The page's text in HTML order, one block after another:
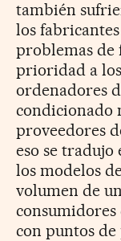
también
los fabricantes
problemas de
prioridad a
ordenadores
condicionado
proveedores
eso se
los modelos
volumen de
consumidores
con puntos de